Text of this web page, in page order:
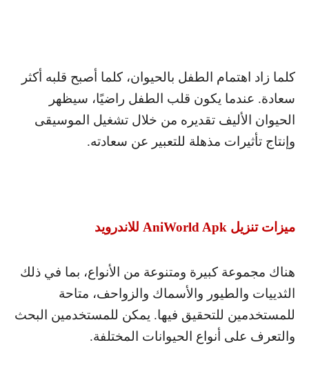
كلما زاد اهتمام الطفل بالحيوان، كلما أصبح قلبه أكثر
سعادة. عندما يكون قلب الطفل راضيًا، سيظهر
الحيوان الأليف تقديره من خلال تشغيل الموسيقى
وإنتاج تأثيرات مذهلة للتعبير عن سعادته.
ميزات تنزيل AniWorld Apk للاندرويد
هناك مجموعة كبيرة ومتنوعة من الأنواع، بما في ذلك
الثدييات والطيور والأسماك والزواحف، متاحة
للمستخدمين للتحقيق فيها. يمكن للمستخدمين البحث
والتعرف على أنواع الحيوانات المختلفة.